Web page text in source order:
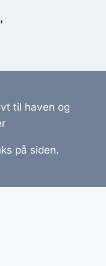
til haven og
på siden.